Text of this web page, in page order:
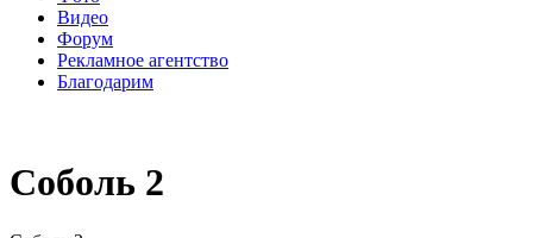
Видео
Форум
Рекламное агентство
Благодарим
Соболь 2